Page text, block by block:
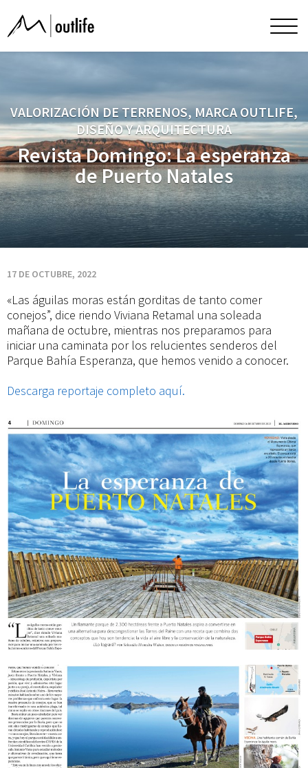
Revista
Domingo:
La
esperanza
de
Puerto
Natales
Menu
VALORIZACIÓN DE TERRENOS, MARCA OUTLIFE,
DISEÑO Y ARQUITECTURA
Revista Domingo: La esperanza
de Puerto Natales
17 DE OCTUBRE, 2022
«Las águilas moras están gorditas de tanto comer
conejos”, dice riendo Viviana Retamal una soleada
mañana de octubre, mientras nos preparamos para
iniciar una caminata por los relucientes senderos del
Parque Bahía Esperanza, que hemos venido a conocer.
Descarga reportaje completo aquí.